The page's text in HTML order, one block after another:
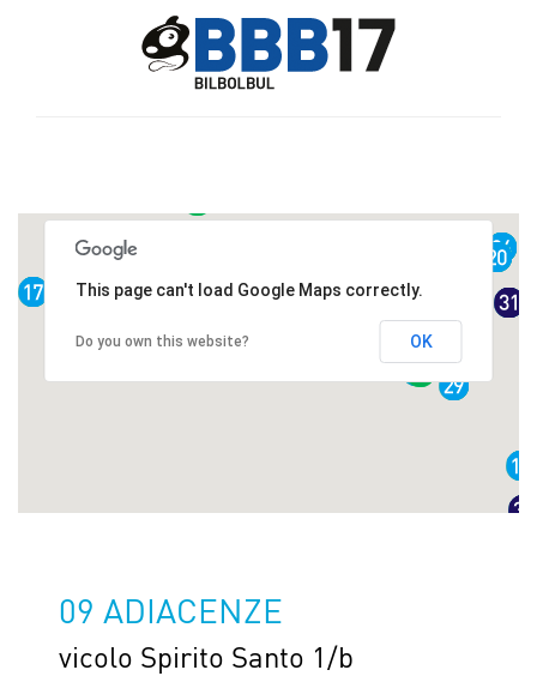
This page can't load Google Maps correctly.
Do you own this website? OK
09 ADIACENZE
vicolo Spirito Santo 1/b